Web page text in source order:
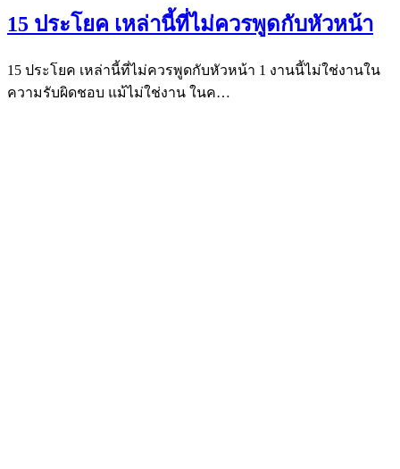
15 ประโยค เหล่านี้ที่ไม่ควรพูดกับหัวหน้า
15 ประโยค เหล่านี้ที่ไม่ควรพูดกับหัวหน้า 1 งานนี้ไม่ใช่งานใน
ความรับผิดชอบ แม้ไม่ใช่งาน ในค…